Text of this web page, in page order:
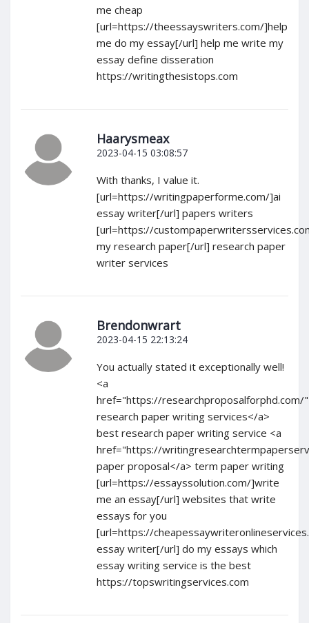
me cheap
[url=https://theessayswriters.com/]help
me do my essay[/url] help me write my
essay define disseration
https://writingthesistops.com
Haarysmeax
2023-04-15 03:08:57
With thanks, I value it.
[url=https://writingpaperforme.com/]ai
essay writer[/url] papers writers
[url=https://
my research paper[/url] research paper
writer services
Brendonwrart
2023-04-15 22:13:24
You actually stated it exceptionally well!
<a
href="https://researchproposalforphd.com/
research paper writing services</a>
best research paper writing service <a
href="https://
paper proposal</a> term paper writing
[url=https://essayssolution.com/]write
me an essay[/url] websites that write
essays for you
[url=https://
essay writer[/url] do my essays which
essay writing service is the best
https://topswritingservices.com